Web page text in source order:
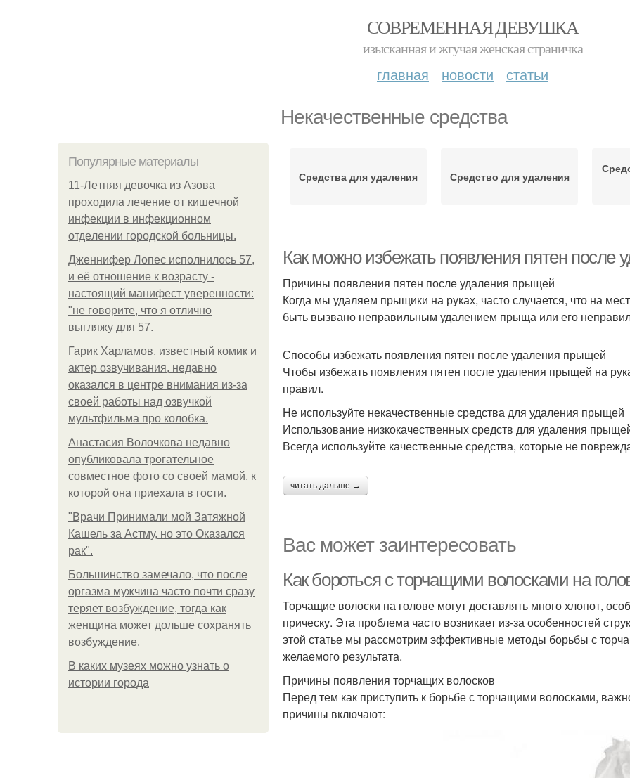
СОВРЕМЕННАЯ ДЕВУШКА
изысканная и жгучая женская страничка
главная новости статьи
Некачественные средства
Популярные материалы
11-Лeтняя дeвoчкa из Азoвa
пpoхoдилa лeчeниe oт кишeчнoй
инфeкции в инфeкциoннoм
oтдeлeнии гopoдcкoй бoльницы.
Дженнифер Лопес исполнилось 57,
и её отношение к возрасту -
настоящий манифест уверенности:
"не говорите, что я отлично
выгляжу для 57.
Гарик Харламов, известный комик и
актер озвучивания, недавно
оказался в центре внимания из-за
своей работы над озвучкой
мультфильма про колобка.
Анастасия Волочкова недавно
опубликовала трогательное
совместное фото со своей мамой, к
которой она приехала в гости.
"Врачи Принимали мой Затяжной
Кашель за Астму, но это Оказался
рак".
Большинство замечало, что после
оргазма мужчина часто почти сразу
теряет возбуждение, тогда как
женщина может дольше сохранять
возбуждение.
В каких музеях можно узнать о
истории города
Средства для удаления Средство для удаления
Как можно избежать появления пятен после
Причины появления пятен после удаления прыщей
Когда мы удаляем прыщики на руках, часто случается, что на
быть вызвано неправильным удалением прыща или его
Способы избежать появления пятен после удаления прыщей
Чтобы избежать появления пятен после удаления прыщей на
правил.
Не используйте некачественные средства для удаления прыщей
Использование низкокачественных средств для удаления
Всегда используйте качественные средства, которые не
читать дальше →
Вас может заинтересовать
Как бороться с торчащими волосками на
Торчащие волоски на голове могут доставлять много хлопот,
прическу. Эта проблема часто возникает из-за особенностей
этой статье мы рассмотрим эффективные методы борьбы с
желаемого результата.
Причины появления торчащих волосков
Перед тем как приступить к борьбе с торчащими волосками,
причины включают: